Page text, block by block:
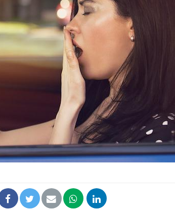
Mon enfant est-il trop
sensible ou simplement
très empathique ?
Bébés, jeunes enfants :
quelle trousse à
pharmacie pour les
vacances ?
Syndrome métabolique :
quels sont les meilleurs
exercices physiques ?